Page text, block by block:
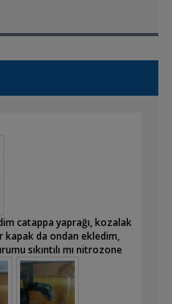
catappa yaprağı, kozalak
da ondan ekledim,
sıkıntılı mı nitrozone